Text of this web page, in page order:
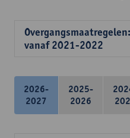
vanaf 2021-2022
2026-
2027
2025-
2026